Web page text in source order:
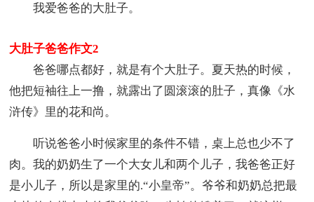
我爱爸爸的大肚子。
大肚子爸爸作文2
爸爸哪点都好，就是有个大肚子。夏天热的时候，
他把短袖往上一撸，就露出了圆滚滚的肚子，真像《水
浒传》里的花和尚。
听说爸爸小时候家里的条件不错，桌上总也少不了
肉。我的奶奶生了一个大女儿和两个儿子，我爸爸正好
是小儿子，所以是家里的.“小皇帝”。爷爷和奶奶总把最